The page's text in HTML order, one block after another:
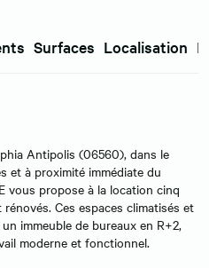
Surfaces Localisation
Antipolis (06560), dans le
et à proximité immédiate du
vous propose à la location cinq
Ces espaces climatisés et
immeuble de bureaux en R+2,
moderne et fonctionnel.